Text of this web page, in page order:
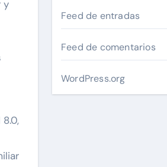
y
Feed de entradas
Feed de comentarios
WordPress.org